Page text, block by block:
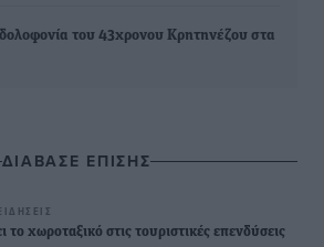
του 43χρονου Κρητηνέζου στα
ΔΙΑΒΑΣΕ ΕΠΙΣΗΣ
το χωροταξικό στις τουριστικές επενδύσεις